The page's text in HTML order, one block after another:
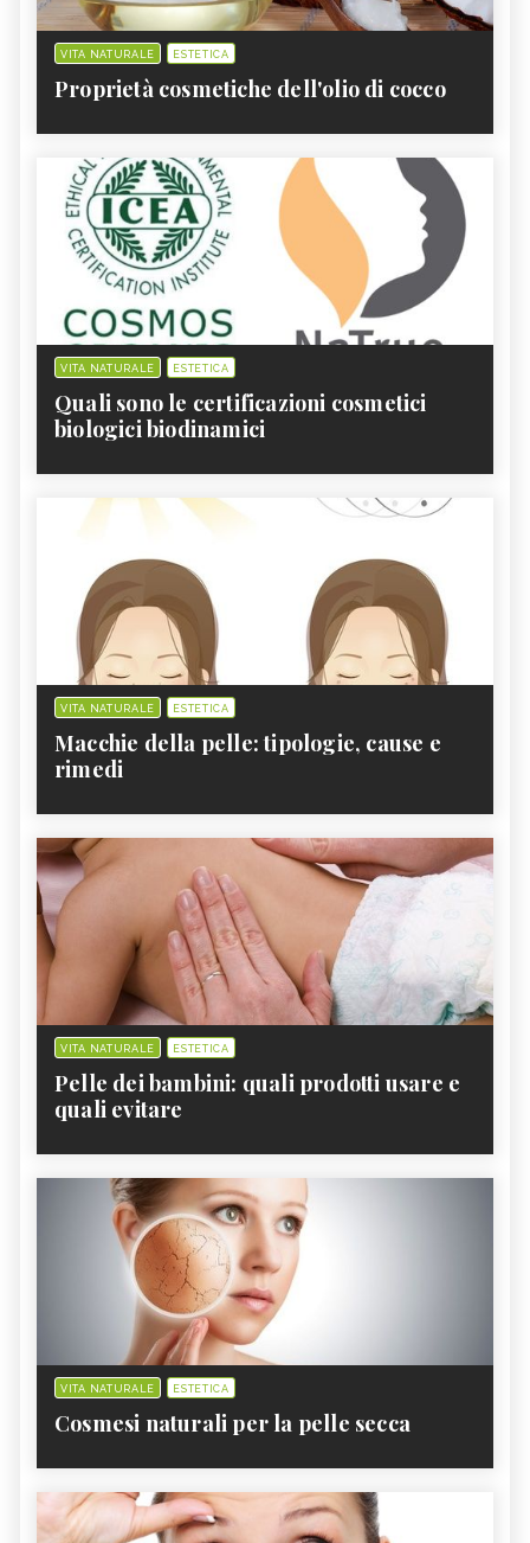
VITA NATURALE ESTETICA
Proprietà cosmetiche dell'olio di cocco
VITA NATURALE ESTETICA
Quali sono le certificazioni cosmetici
biologici biodinamici
VITA NATURALE ESTETICA
Macchie della pelle: tipologie, cause e
rimedi
VITA NATURALE ESTETICA
Pelle dei bambini: quali prodotti usare e
quali evitare
VITA NATURALE ESTETICA
Cosmesi naturali per la pelle secca